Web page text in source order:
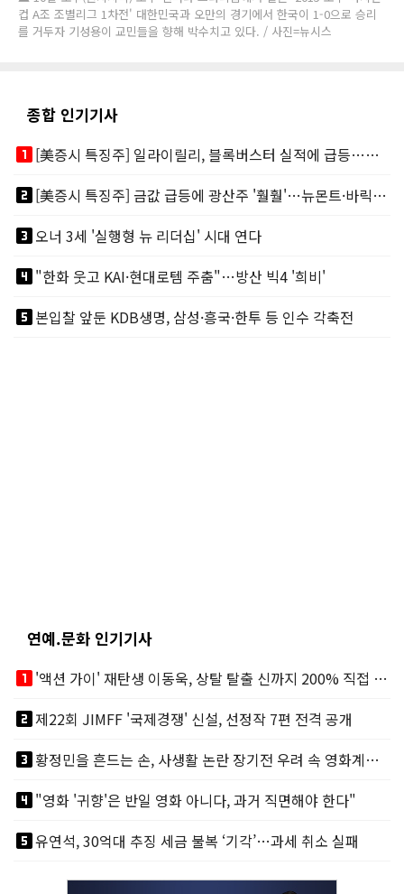
컵 A조 조별리그 1차전' 대한민국과 오만의 경기에서 한국이 1-0으로 승리
를 거두자 기성용이 교민들을 향해 박수치고 있다. / 사진=뉴시스
종합 인기기사
looks_one
[美증시 특징주] 일라이릴리, 블록버스터 실적에 급등…마운자로 매출 폭발
looks_two
[美증시 특징주] 금값 급등에 광산주 '훨훨'…뉴몬트·바릭마이닝 주도
looks_3오너 3세 '실행형 뉴 리더십' 시대 연다
looks_4"한화 웃고 KAI·현대로템 주춤"…방산 빅4 '희비'
looks_5본입찰 앞둔 KDB생명, 삼성·흥국·한투 등 인수 각축전
연예.문화 인기기사
looks_one
'액션 가이' 재탄생 이동욱, 상탈 탈출 신까지 200% 직접 소화
looks_two제22회 JIMFF '국제경쟁' 신설, 선정작 7편 전격 공개
looks_3
황정민을 흔드는 손, 사생활 논란 장기전 우려 속 영화계도 리스크
looks_4"영화 '귀향'은 반일 영화 아니다, 과거 직면해야 한다"
looks_5유연석, 30억대 추징 세금 불복 ‘기각’…과세 취소 실패